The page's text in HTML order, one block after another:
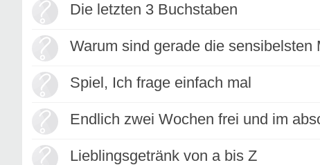
Die letzten 3 Buchstaben
Warum sind gerade die sensibelsten
Spiel, Ich frage einfach mal
Endlich zwei Wochen frei und im
Lieblingsgetränk von a bis Z